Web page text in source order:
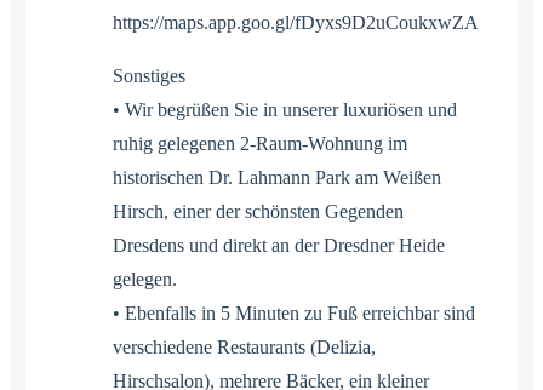
https://maps.app.goo.gl/fDyxs9D2uCoukxwZA
Sonstiges
• Wir begrüßen Sie in unserer luxuriösen und
ruhig gelegenen 2-Raum-Wohnung im
historischen Dr. Lahmann Park am Weißen
Hirsch, einer der schönsten Gegenden
Dresdens und direkt an der Dresdner Heide
gelegen.
• Ebenfalls in 5 Minuten zu Fuß erreichbar sind
verschiedene Restaurants (Delizia,
Hirschsalon), mehrere Bäcker, ein kleiner